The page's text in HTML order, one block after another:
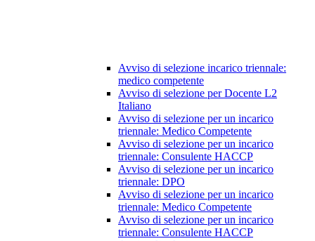
Avviso di selezione incarico triennale:
medico competente
Avviso di selezione per Docente L2
Italiano
Avviso di selezione per un incarico
triennale: Medico Competente
Avviso di selezione per un incarico
triennale: Consulente HACCP
Avviso di selezione per un incarico
triennale: DPO
Avviso di selezione per un incarico
triennale: Medico Competente
Avviso di selezione per un incarico
triennale: Consulente HACCP